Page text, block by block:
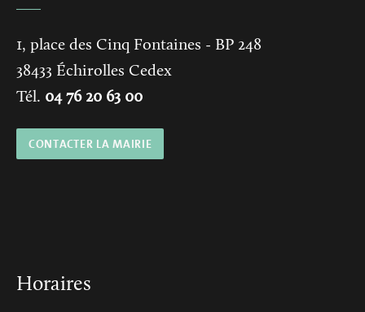
1, place des Cinq Fontaines - BP 248
38433 Échirolles Cedex
Tél. 04 76 20 63 00
CONTACTER LA MAIRIE
Horaires